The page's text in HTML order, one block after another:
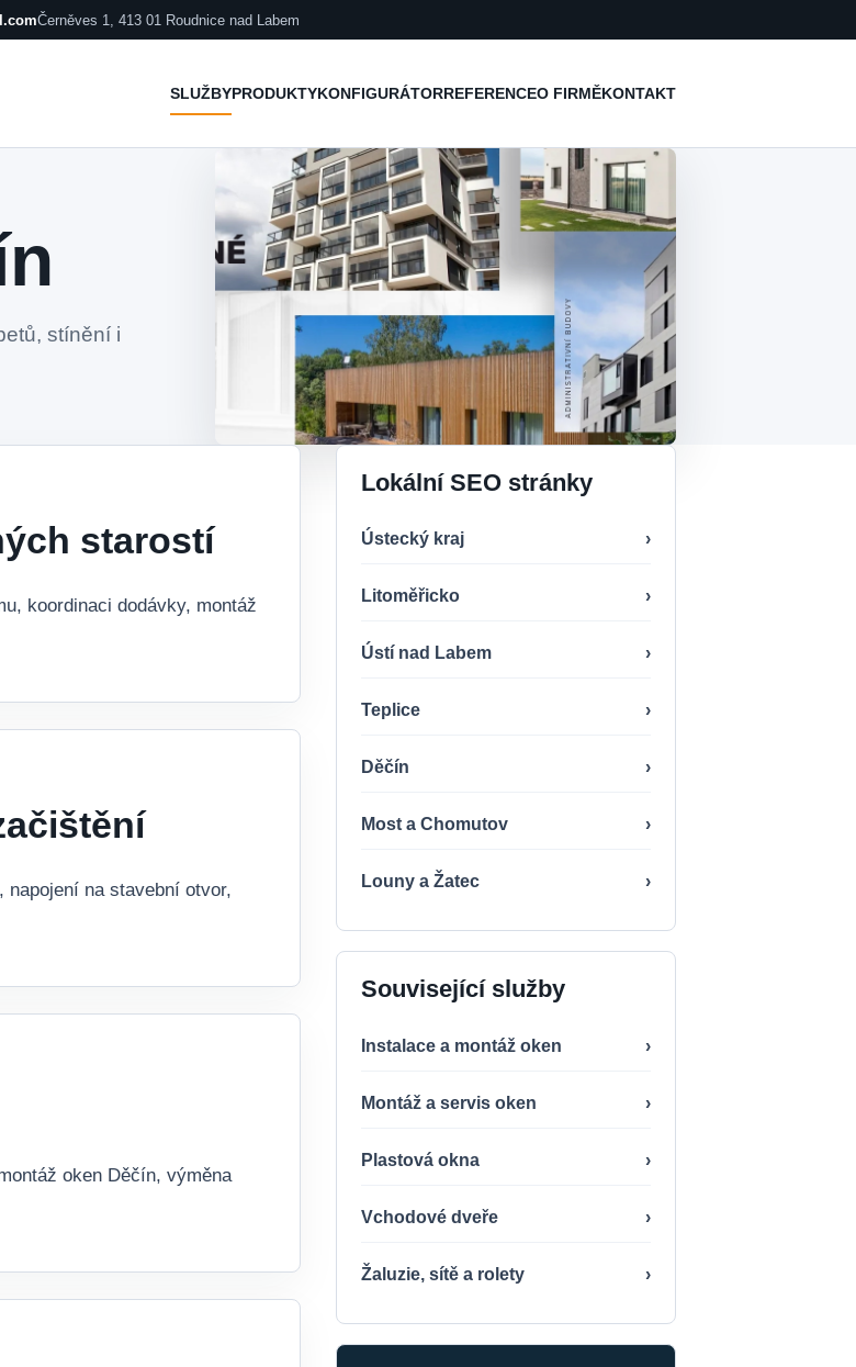
Černěves 1, 413 01 Roudnice nad Labem
SLUŽBYPRODUKTYKONFIGURÁTORREFERENCEO FIRMĚKONTAKT
stínění i
starostí
koordinaci dodávky, montáž
na stavební otvor,
oken Děčín, výměna
Lokální SEO stránky
Ústecký kraj ›
Litoměřicko ›
Ústí nad Labem ›
Teplice ›
Děčín ›
Most a Chomutov ›
Louny a Žatec ›
Související služby
Instalace a montáž oken ›
Montáž a servis oken ›
Plastová okna ›
Vchodové dveře ›
Žaluzie, sítě a rolety ›